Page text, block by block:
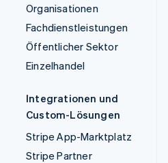
Organisationen
Fachdienstleistungen
Öffentlicher Sektor
Einzelhandel
Integrationen und
Custom-Lösungen
Stripe App-Marktplatz
Stripe Partner